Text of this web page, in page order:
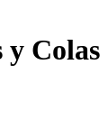
y Colas